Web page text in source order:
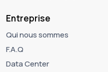
Entreprise
Qui nous sommes
F.A.Q
Data Center